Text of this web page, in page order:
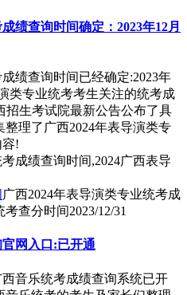
绩查询时间确定：2023年12月
绩查询时间已经确定:2023年
类专业统考考生关注的统考成
生考试院最新公告公布了具
理了广西2024年表导演类专
!
广西2024年表导演类专业统考成
考查分时间2023/12/31
网入口:已开通
音乐统考成绩查询系统已开